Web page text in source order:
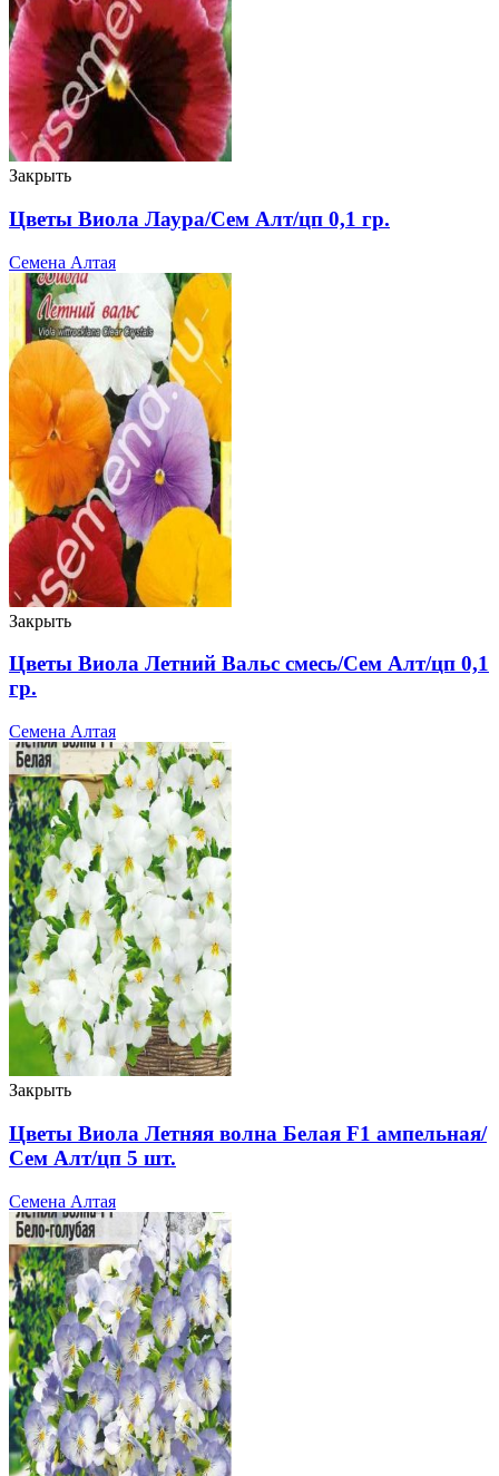
Закрыть
Цветы Виола Лаура/Сем Алт/цп 0,1 гр.
Семена Алтая
Закрыть
Цветы Виола Летний Вальс смесь/Сем Алт/цп 0,1
гр.
Семена Алтая
Закрыть
Цветы Виола Летняя волна Белая F1 ампельная/
Сем Алт/цп 5 шт.
Семена Алтая